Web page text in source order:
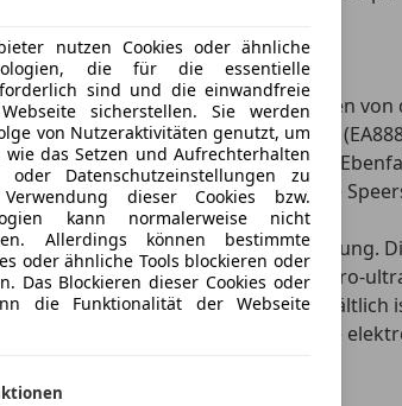
nutzen Cookies oder ähnliche
die für die essentielle
sind und die einwandfreie
sicherstellen. Sie werden
von Nutzeraktivitäten genutzt, um
das Setzen und Aufrechterhalten
oder Datenschutzeinstellungen zu
dieser Cookies bzw.
kann normalerweise nicht
Allerdings können bestimmte
oder ähnliche Tools blockieren oder
Das Blockieren dieser Cookies oder
die Funktionalität der Webseite
bei den Antrieben. Abgesehen von
der 204 PS starke 2,0-Liter-TFSI
Mild-Hybrid-System (MHEV plus).
bildet er im A5 als S5 vorerst die
PS.
(S tronic) die Kraftübertragung.
serienmäßig mit einem quattro-
als Standard. Einzig für den A6
wählen, wohingegen beim A6 eine